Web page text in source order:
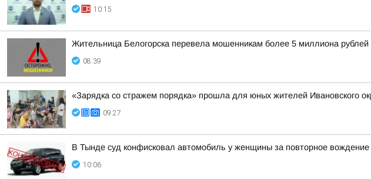
10:15
Жительница Белогорска перевела мошенникам более 5 миллиона рублей
08:39
«Зарядка со стражем порядка» прошла для юных жителей Ивановского
09:27
В Тынде суд конфисковал автомобиль у женщины за повторное
10:06